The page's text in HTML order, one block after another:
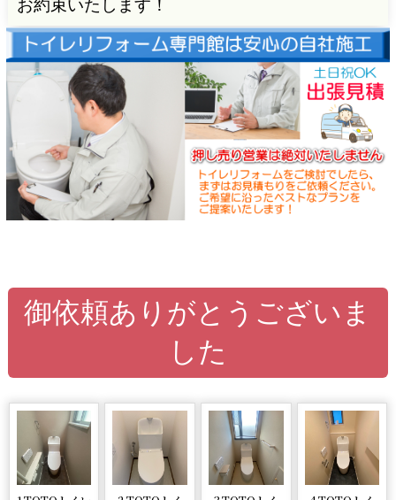
お約束いたします！
御依頼ありがとうございま
した